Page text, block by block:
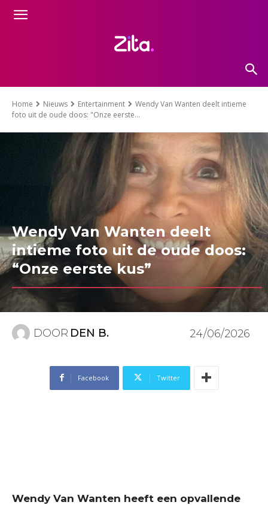
Home Nieuws Entertainment
Wendy Van Wanten deelt intieme
foto uit de oude doos: "Onze eerste...
Wendy Van Wanten deelt
intieme foto uit de oude doos:
“Onze eerste kus”
DOOR DEN B. 24/06/2026
Facebook Twitter
Wendy Van Wanten heeft een opvallende